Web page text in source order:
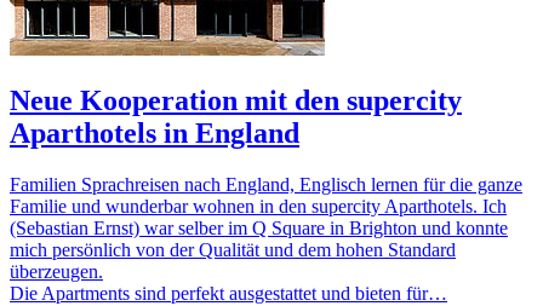
Neue Kooperation mit den supercity
Aparthotels in England
Familien Sprachreisen nach England, Englisch lernen für die ganze
Familie und wunderbar wohnen in den supercity Aparthotels. Ich
(Sebastian Ernst) war selber im Q Square in Brighton und konnte
mich persönlich von der Qualität und dem hohen Standard
überzeugen.
Die Apartments sind perfekt ausgestattet und bieten für…